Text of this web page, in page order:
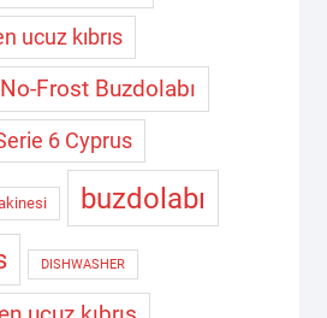
ucuz kıbrıs
Frost Buzdolabı
6 Cyprus
buzdolabı
DISHWASHER